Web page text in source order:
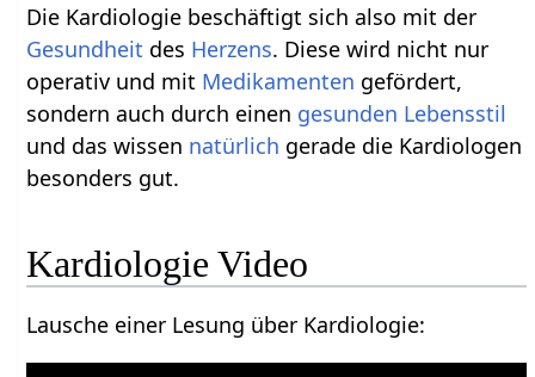
Die Kardiologie beschäftigt sich also mit der
Gesundheit des Herzens. Diese wird nicht nur
operativ und mit Medikamenten gefördert,
sondern auch durch einen gesunden Lebensstil
und das wissen natürlich gerade die Kardiologen
besonders gut.
Kardiologie Video
Lausche einer Lesung über Kardiologie: